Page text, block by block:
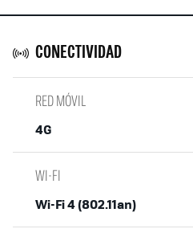
CONECTIVIDAD
RED MÓVIL
4G
WI-FI
Wi-Fi 4 (802.11an)